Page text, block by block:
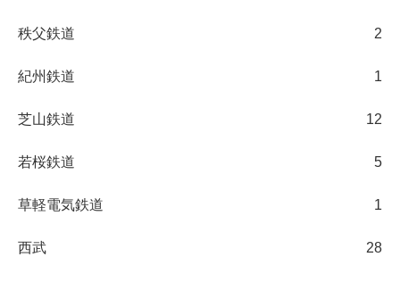
秩父鉄道 2
紀州鉄道 1
芝山鉄道 12
若桜鉄道 5
草軽電気鉄道 1
西武 28